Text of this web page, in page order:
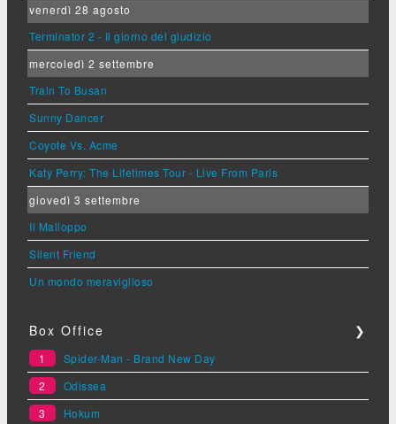
venerdì 28 agosto
Terminator 2 - Il giorno del giudizio
mercoledì 2 settembre
Train To Busan
Sunny Dancer
Coyote Vs. Acme
Katy Perry: The Lifetimes Tour - Live From Paris
giovedì 3 settembre
Il Malloppo
Silent Friend
Un mondo meraviglioso
Box Office ❯
1
Spider-Man - Brand New Day
2
Odissea
3
Hokum